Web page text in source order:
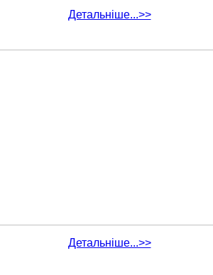
Детальніше...>>
Детальніше...>>